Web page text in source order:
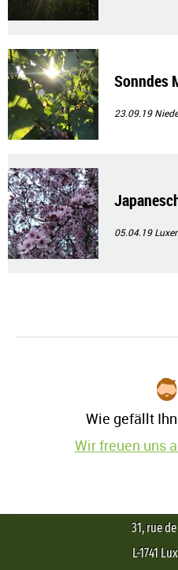
Sonndes
23.09.19
05.04.19
Wie gefällt
Wir freuen uns
31, rue
L-1741